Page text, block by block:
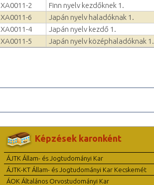
XA0011-2
Finn nyelv kezdőknek 1.
XA0011-6
Japán nyelv haladóknak 1.
XA0011-4
Japán nyelv kezdő 1.
XA0011-5
Japán nyelv középhaladóknak 1.
Képzések karonként
ÁJTK Állam- és Jogtudományi Kar
ÁJTK-KT Állam- és Jogtudományi Kar Kecskemét
ÁOK Általános Orvostudományi Kar